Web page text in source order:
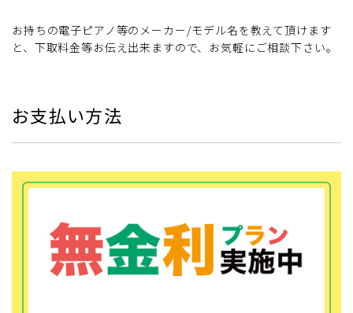
お持ちの電子ピアノ等のメーカー/モデル名を教えて頂けます
と、下取料金等お伝え出来ますので、お気軽にご相談下さい。
お支払い方法